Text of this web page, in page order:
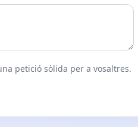
petició sòlida per a vosaltres.